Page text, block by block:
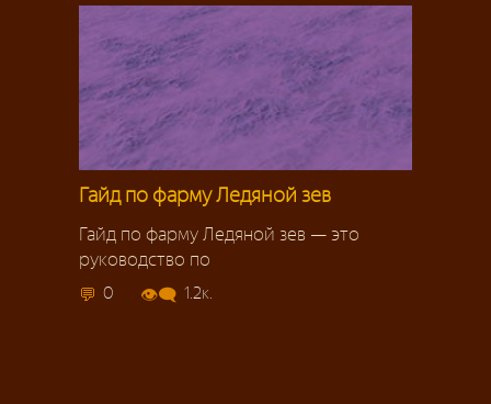
Гайд по фарму Ледяной зев
Гайд по фарму Ледяной зев — это
руководство по
0 1.2к.